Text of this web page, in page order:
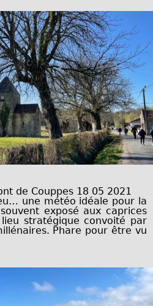
de Couppes 18 05 2021
une météo idéale pour la
exposé aux caprices
stratégique convoité par
Phare pour être vu